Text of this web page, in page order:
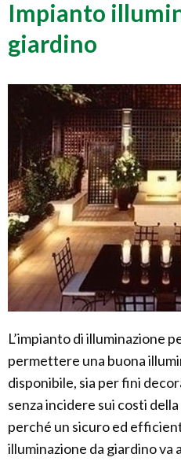
Impianto
giardino
L’impianto di illuminazione
permettere una buona
disponibile, sia per fini
senza incidere sui costi
perché un sicuro ed
illuminazione da giardino va